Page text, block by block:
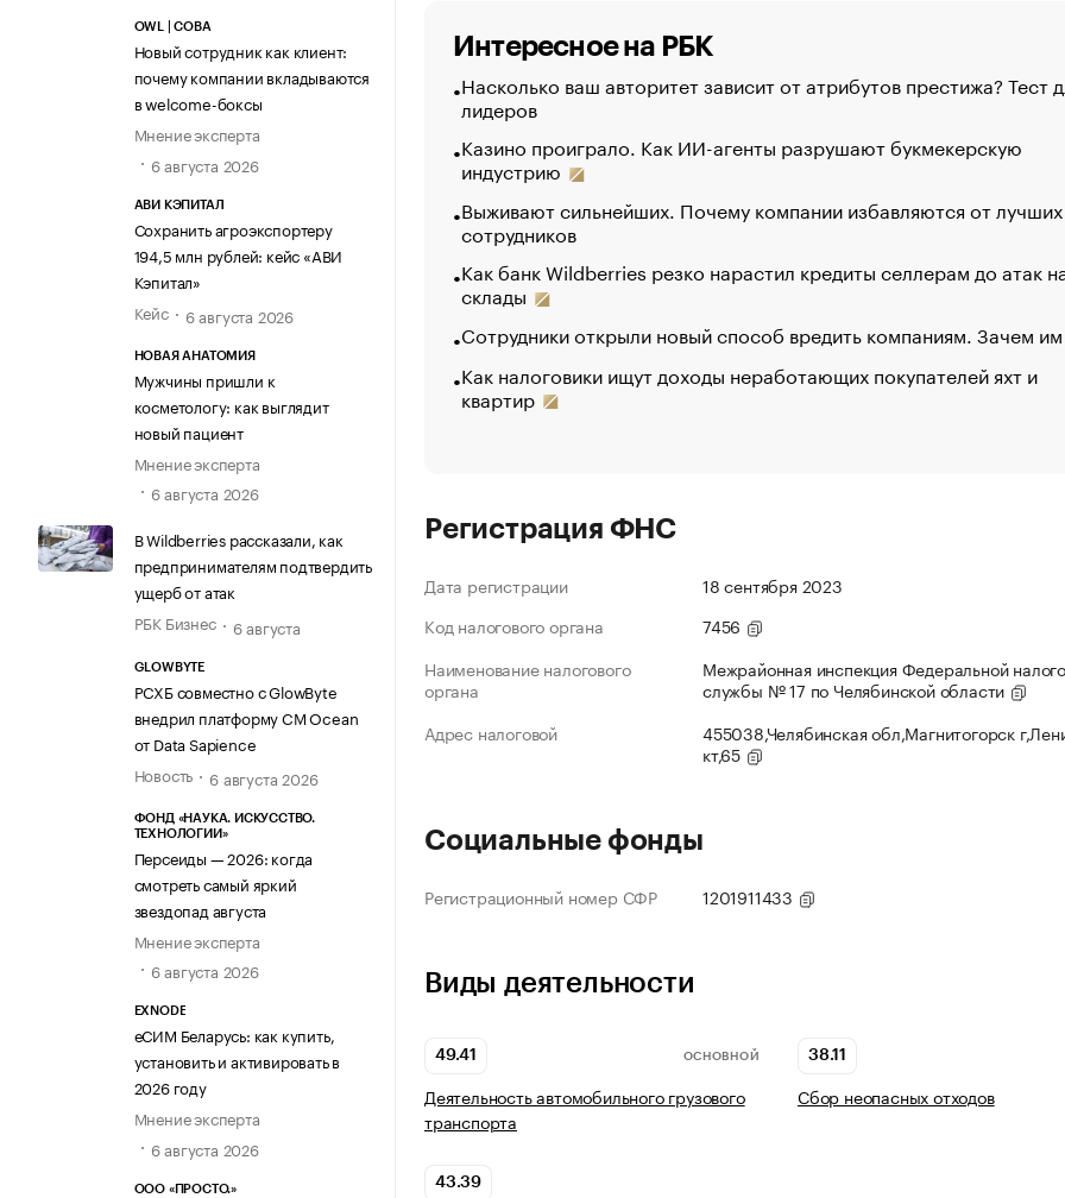
OWL | СОВА
Новый сотрудник как клиент:
почему компании вкладываются
в welcome-боксы
Мнение эксперта
6 августа 2026
АВИ КЭПИТАЛ
Сохранить агроэкспортеру
194,5 млн рублей: кейс «АВИ
Кэпитал»
Кейс
6 августа 2026
НОВАЯ АНАТОМИЯ
Мужчины пришли к
косметологу: как выглядит
новый пациент
Мнение эксперта
6 августа 2026
В Wildberries рассказали, как
предпринимателям подтвердить
ущерб от атак
РБК Бизнес
6 августа
GLOWBYTE
РСХБ совместно с GlowByte
внедрил платформу CM Ocean
от Data Sapience
Новость
6 августа 2026
ФОНД «НАУКА. ИСКУССТВО.
ТЕХНОЛОГИИ»
Персеиды — 2026: когда
смотреть самый яркий
звездопад августа
Мнение эксперта
6 августа 2026
EXNODE
еСИМ Беларусь: как купить,
установить и активировать в
2026 году
Мнение эксперта
6 августа 2026
ООО «ПРОСТО.»
Интересное на РБК
Насколько ваш авторитет зависит от атрибутов престижа? Тест
лидеров
Казино проиграло. Как ИИ-агенты разрушают букмекерскую
индустрию
Выживают сильнейших. Почему компании избавляются от лучших
сотрудников
Как банк Wildberries резко нарастил кредиты селлерам до атак
склады
Сотрудники открыли новый способ вредить компаниям. Зачем
Как налоговики ищут доходы неработающих покупателей яхт и
квартир
Регистрация ФНС
Дата регистрации
18 сентября 2023
Код налогового органа
7456
Наименование налогового
органа
Межрайонная инспекция Федеральной
службы № 17 по Челябинской области
Адрес налоговой
455038,Челябинская обл,Магнитогорск
кт,65
Социальные фонды
Регистрационный номер СФР 1201911433
Виды деятельности
49.41 ОСНОВНОЙ
Деятельность автомобильного грузового
транспорта
38.11
Сбор неопасных отходов
43.39